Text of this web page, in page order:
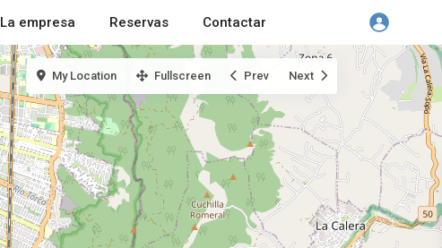
La empresa Reservas Contactar
My Location Fullscreen Prev Next